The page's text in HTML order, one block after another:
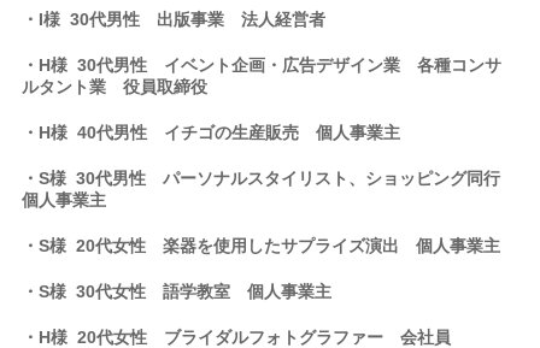
・I様 30代男性 出版事業 法人経営者
・H様 30代男性 イベント企画・広告デザイン業 各種コンサ
ルタント業 役員取締役
・H様 40代男性 イチゴの生産販売 個人事業主
・S様 30代男性パーソナルスタイリスト、ショッピング同行
個人事業主
・S様 20代女性楽器を使用したサプライズ演出 個人事業主
・S様 30代女性語学教室 個人事業主
・H様 20代女性 ブライダルフォトグラファー 会社員